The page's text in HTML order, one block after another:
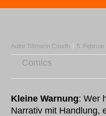
Autor:Tillmann Courth 5. Februar
Comics
Kleine Warnung: Wer
Narrativ mit Handlung,